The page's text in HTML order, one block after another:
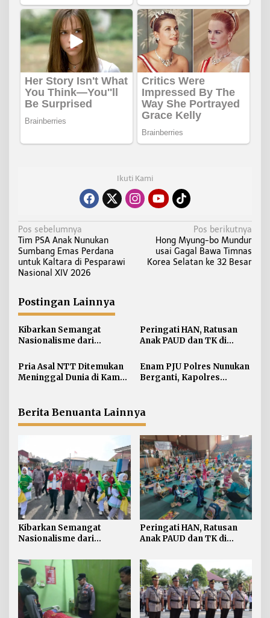
Ikuti Kami
N
a
v
i
a
s
i
p
o
s
Pos sebelumnya
Tim PSA Anak Nunukan
Sumbang Emas Perdana
untuk Kaltara di Pesparawi
Nasional XIV 2026
Pos berikutnya
Hong Myung-bo Mundur
usai Gagal Bawa Timnas
Korea Selatan ke 32 Besar
Postingan Lainnya
Kibarkan Semangat
Nasionalisme dari
Merah Putih 81 Meter
Dibentangkan di Sebatik
Peringati HAN, Ratusan
Anak PAUD dan TK di
Lomba Menggambar dan
Mewarnai
Pria Asal NTT Ditemukan
Meninggal Dunia di Kamar
Enam PJU Polres Nunukan
Berganti, Kapolres
Berita Benuanta Lainnya
Kibarkan Semangat
Nasionalisme dari
Merah Putih 81 Meter
Dibentangkan di Sebatik
Peringati HAN, Ratusan
Anak PAUD dan TK di
Lomba Menggambar dan
Mewarnai